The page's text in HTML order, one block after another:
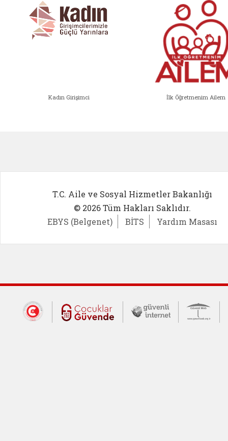
Kadın Girişimci İlk Öğretmenim Ailem
T.C. Aile ve Sosyal Hizmetler Bakanlığı
© 2026 Tüm Hakları Saklıdır.
EBYS (Belgenet)
BİTS Yardım Masası
Dış Bağlantılar
Cumhurbaşkanlığı İletişim Merkezi
Çocuklar Güvende (yeni
Güvenli